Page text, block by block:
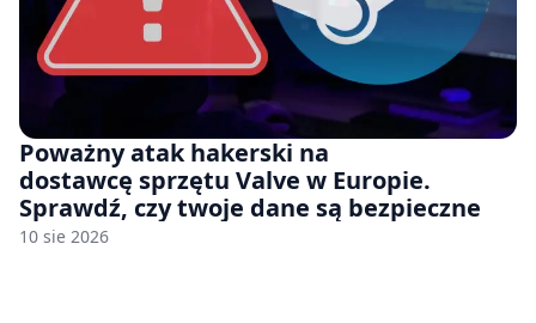
Poważny atak hakerski na
dostawcę sprzętu Valve w Europie.
Sprawdź, czy twoje dane są bezpieczne
10 sie 2026